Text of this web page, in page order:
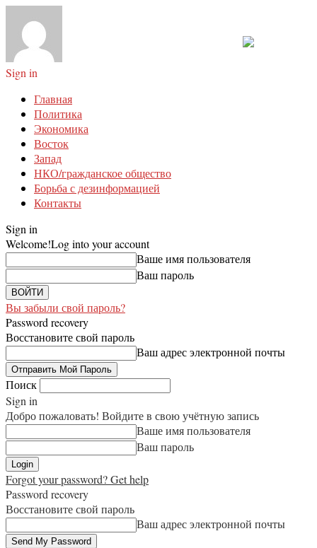
Sign in
Главная
Политика
Экономика
Восток
Запад
НКО/гражданское общество
Борьба с дезинформацией
Контакты
Sign in
Welcome!Log into your account
Ваше имя пользователя
Ваш пароль
Вы забыли свой пароль?
Password recovery
Восстановите свой пароль
Ваш адрес электронной почты
Поиск
Sign in
Добро пожаловать! Войдите в свою учётную запись
Ваше имя пользователя
Ваш пароль
Forgot your password? Get help
Password recovery
Восстановите свой пароль
Ваш адрес электронной почты